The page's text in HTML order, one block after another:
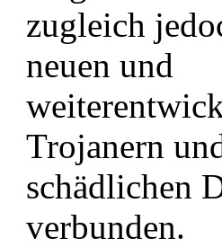
zugleich
neuen und
Trojanern
schädlichen
verbunden.